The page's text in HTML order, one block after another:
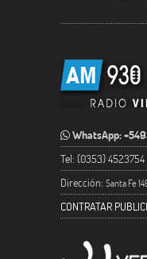
WhatsApp:
Tel: (0353) 4523754
Dirección: Santa Fe
CONTRATAR